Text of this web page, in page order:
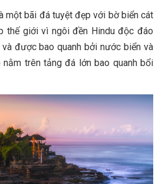
một bãi đá tuyệt đẹp với bờ biển cát
thế giới vì ngôi đền Hindu độc đáo
được bao quanh bởi nước biển và
trên tảng đá lớn bao quanh bổi